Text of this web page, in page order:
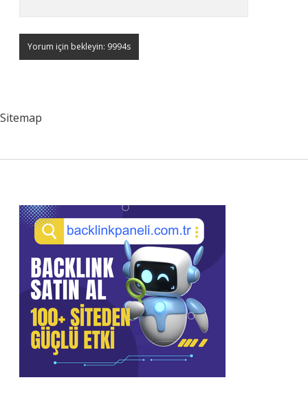
Sitemap
Sidebar